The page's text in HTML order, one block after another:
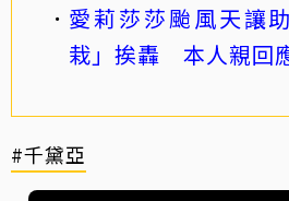
愛莉莎莎颱風天讓
栽」挨轟 本人親回
#千黛亞